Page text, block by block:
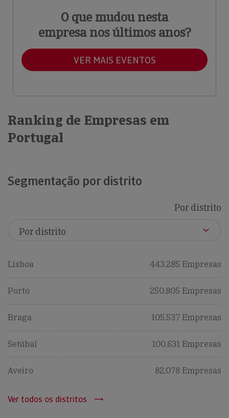
O que mudou nesta
empresa nos últimos anos?
VER MAIS EVENTOS
Ranking de Empresas em
Portugal
Segmentação por distrito
Por distrito
Lisboa 443,285 Empresas
Porto 250,805 Empresas
Braga 105,537 Empresas
Setúbal 100,631 Empresas
Aveiro 82,078 Empresas
Ver todos os distritos